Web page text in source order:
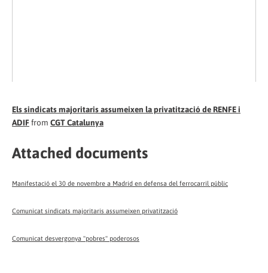
Els sindicats majoritaris assumeixen la privatització de RENFE i
ADIFfrom CGT Catalunya
Attached documents
Manifestació el 30 de novembre a Madrid en defensa del ferrocarril públic
Comunicat sindicats majoritaris assumeixen privatització
Comunicat desvergonya "pobres" poderosos